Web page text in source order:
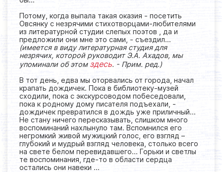
Потому, когда выпала такая оказия - посетить
Овсянку с незрячими стихотворцами-любителями
из литературной студии слепых поэтов , да и
предложили они мне это сами, - съездил…
(имеется в виду литературная студия для
незрячих, которой руководит Э.А. Ахадов, мы
упоминали об этом здесь. - Прим. ред.)
В тот день, едва мы оторвались от города, начал
крапать дождичек. Пока в библиотеку-музей
сходили, пока с экскурсоводом побеседовали,
пока к родному дому писателя подъехали, -
дождичек превратился в дождь уже приличный…
Не стану ничего пересказывать, слишком много
воспоминаний нахлынуло там. Вспомнился его
негромкий живой мужицкий голос, его взгляд –
глубокий и мудрый взгляд человека, столько всего
на свете белом перевидавшего… Горьки и светлы
те воспоминания, где-то в области сердца
остались они навеки …